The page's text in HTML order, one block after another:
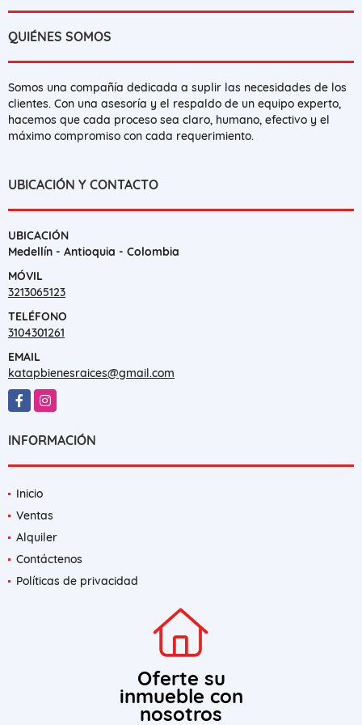
QUIÉNES SOMOS
Somos una compañía dedicada a suplir las necesidades de los
clientes. Con una asesoría y el respaldo de un equipo experto,
hacemos que cada proceso sea claro, humano, efectivo y el
máximo compromiso con cada requerimiento.
UBICACIÓN Y CONTACTO
UBICACIÓN
Medellín - Antioquia - Colombia
MÓVIL
3213065123
TELÉFONO
3104301261
EMAIL
katapbienesraices@gmail.com
FacebookInstagram
INFORMACIÓN
Inicio
Ventas
Alquiler
Contáctenos
Políticas de privacidad
Oferte su
inmueble con
nosotros